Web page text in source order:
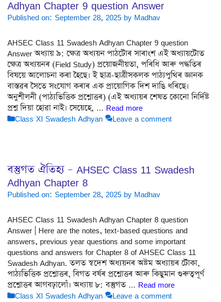
Adhyan Chapter 9 question Answer
Published on: September 28, 2025 by Madhav
AHSEC Class 11 Swadesh Adhyan Chapter 9 question
Answer অধ্যায় ৯: ক্ষেত্ৰ অধ্যয়ন পাঠটোৰ সাৰাংশ এই অধ্যায়টোত
ক্ষেত্ৰ অধ্যয়নৰ (Field Study) প্ৰয়োজনীয়তা, পৰিধি আৰু পদ্ধতিৰ
বিষয়ে আলোচনা কৰা হৈছে। ই ছাত্ৰ-ছাত্ৰীসকলক পাঠ্যপুথিৰ জ্ঞানক
বাস্তৱৰ সৈতে সংযোগ কৰাৰ এক প্ৰায়োগিক দিশ দাঙি ধৰিছে।
অনুশীলনী (পাঠ্যভিত্তিক প্ৰশ্নোত্তৰ) (এই অধ্যায়ৰ শেষত কোনো নিৰ্দিষ্ট
প্ৰশ্ন দিয়া হোৱা নাই। সেয়েহে, … Read more
Categories
Class XI Swadesh Adhyan Leave a comment
বস্তুগত ঐতিহ্য – AHSEC Class 11 Swadesh
Adhyan Chapter 8
Published on: September 28, 2025 by Madhav
AHSEC Class 11 Swadesh Adhyan Chapter 8 question
Answer | Here are the notes, text-based questions and
answers, previous year questions and some important
questions and answers for Chapter 8 of AHSEC Class 11
Swadesh Adhyan. তলত স্বদেশ অধ্যয়নৰ অষ্টম অধ্যায়ৰ টোকা,
পাঠ্যভিত্তিক প্ৰশ্নোত্তৰ, বিগত বৰ্ষৰ প্ৰশ্নোত্তৰ আৰু কিছুমান গুৰুত্বপূৰ্ণ
প্ৰশ্নোত্তৰ আগবঢ়ালোঁ। অধ্যায় ৮: বস্তুগত … Read more
Categories
Class XI Swadesh Adhyan Leave a comment